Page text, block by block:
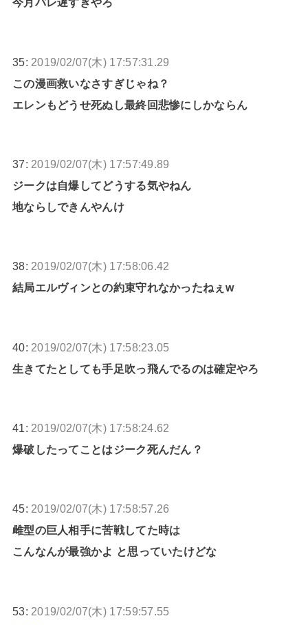
35: 2019/02/07(木) 17:57:31.29
この漫画救いなさすぎじゃね？
エレンもどうせ死ぬし最終回悲惨にしかならん
37: 2019/02/07(木) 17:57:49.89
ジークは自爆してどうする気やねん
地ならしできんやんけ
38: 2019/02/07(木) 17:58:06.42
結局エルヴィンとの約束守れなかったねぇw
40: 2019/02/07(木) 17:58:23.05
生きてたとしても手足吹っ飛んでるのは確定やろ
41: 2019/02/07(木) 17:58:24.62
爆破したってことはジーク死んだん？
45: 2019/02/07(木) 17:58:57.26
雌型の巨人相手に苦戦してた時は
こんなんが最強かよ と思っていたけどな
53: 2019/02/07(木) 17:59:57.55